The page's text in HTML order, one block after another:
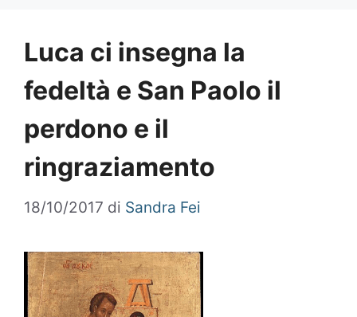
Luca ci insegna la
fedeltà e San Paolo il
perdono e il
ringraziamento
18/10/2017 di Sandra Fei